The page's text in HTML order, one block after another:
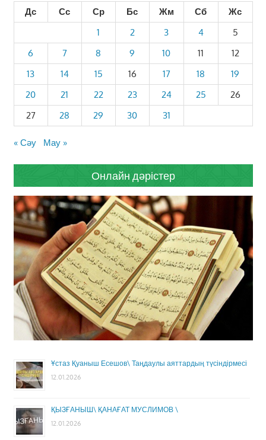
Дс
Сс Ср Бс Жм Сб
Жс
1
2 3 4
5
6
7 8 9 10 11
12
13
14 15 16 17 18
19
20
21 22 23 24 25
26
27
28 29 30 31
« Сәу Мау »
Онлайн дәрістер
Ұстаз Қуаныш Есешов\ Таңдаулы аяттардың түсіндірмесі
12.01.2026
ҚЫЗҒАНЫШ\ ҚАНАҒАТ МУСЛИМОВ \
12.01.2026